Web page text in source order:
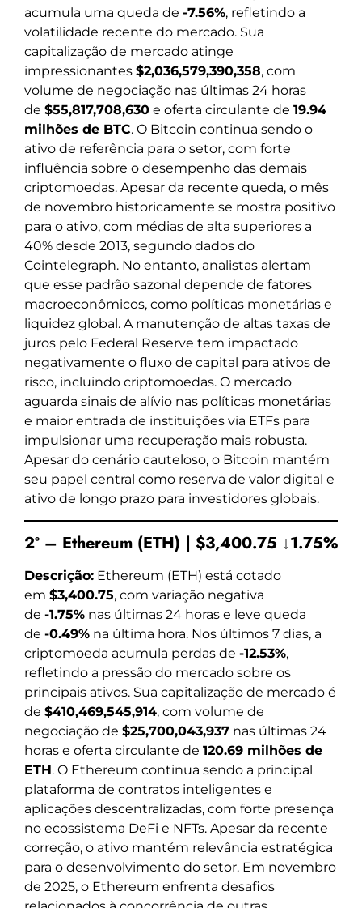
acumula uma queda de -7.56%, refletindo a
volatilidade recente do mercado. Sua
capitalização de mercado atinge
impressionantes $2,036,579,390,358, com
volume de negociação nas últimas 24 horas
de $55,817,708,630 e oferta circulante de 19.94
milhões de BTC. O Bitcoin continua sendo o
ativo de referência para o setor, com forte
influência sobre o desempenho das demais
criptomoedas. Apesar da recente queda, o mês
de novembro historicamente se mostra positivo
para o ativo, com médias de alta superiores a
40% desde 2013, segundo dados do
Cointelegraph. No entanto, analistas alertam
que esse padrão sazonal depende de fatores
macroeconômicos, como políticas monetárias e
liquidez global. A manutenção de altas taxas de
juros pelo Federal Reserve tem impactado
negativamente o fluxo de capital para ativos de
risco, incluindo criptomoedas. O mercado
aguarda sinais de alívio nas políticas monetárias
e maior entrada de instituições via ETFs para
impulsionar uma recuperação mais robusta.
Apesar do cenário cauteloso, o Bitcoin mantém
seu papel central como reserva de valor digital e
ativo de longo prazo para investidores globais.
2º – Ethereum (ETH) | $3,400.75 ↓1.75%
Descrição: Ethereum (ETH) está cotado
em $3,400.75, com variação negativa
de -1.75% nas últimas 24 horas e leve queda
de -0.49% na última hora. Nos últimos 7 dias, a
criptomoeda acumula perdas de -12.53%,
refletindo a pressão do mercado sobre os
principais ativos. Sua capitalização de mercado é
de $410,469,545,914, com volume de
negociação de $25,700,043,937 nas últimas 24
horas e oferta circulante de 120.69 milhões de
ETH. O Ethereum continua sendo a principal
plataforma de contratos inteligentes e
aplicações descentralizadas, com forte presença
no ecossistema DeFi e NFTs. Apesar da recente
correção, o ativo mantém relevância estratégica
para o desenvolvimento do setor. Em novembro
de 2025, o Ethereum enfrenta desafios